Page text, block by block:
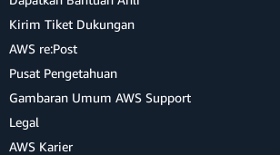
Kirim Tiket Dukungan
AWS re:Post
Pusat Pengetahuan
Gambaran Umum AWS Support
Legal
AWS Karier